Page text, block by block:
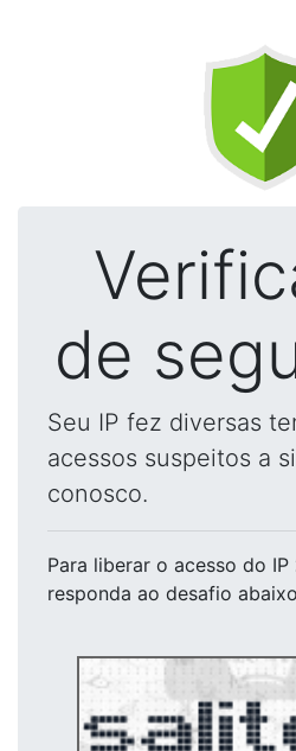
de
Seu IP fez diversas
acessos suspeitos a
conosco.
Para liberar o acesso do IP
responda ao desafio